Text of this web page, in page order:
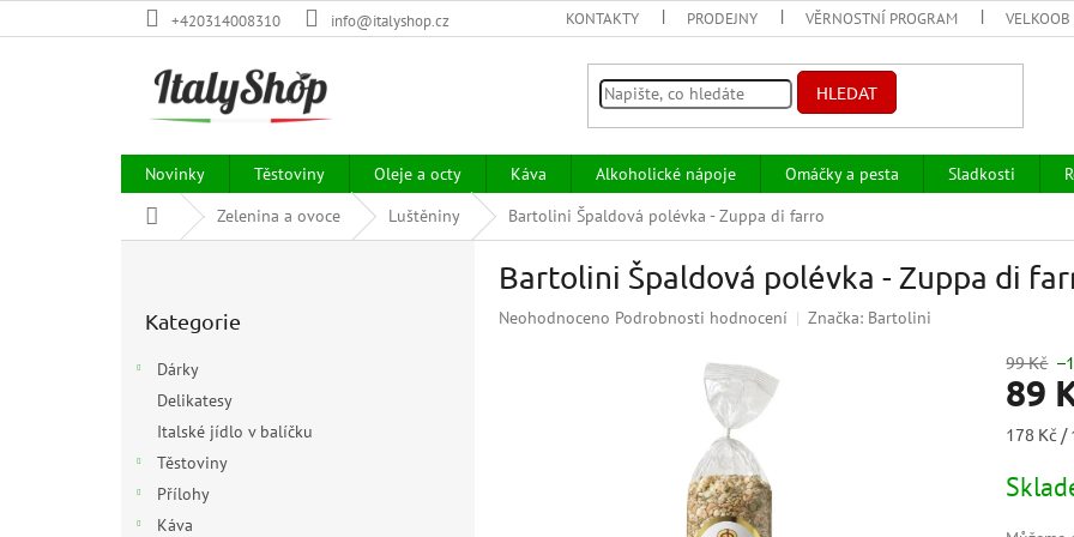
na
+420314008310 info@italyshop.cz KONTAKTY PRODEJNY VĚRNOSTNÍ PROGRAM
HLEDAT
Novinky Těstoviny Oleje a octy Káva Alkoholické nápoje Omáčky a pesta Sladkosti
Domů Zelenina a ovoce Luštěniny Bartolini Špaldová polévka - Zuppa di farro
kategorie
Kategorie
Dárky
Delikatesy
Italské jídlo v balíčku
Těstoviny
Přílohy
Káva
Bartolini Špaldová polévka - Zuppa di
Průměrné
Neohodnoceno Podrobnosti hodnocení Značka: Bartolini
99 Kč
89
Měrná
178 Kč /